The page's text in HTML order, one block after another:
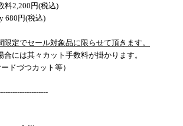
料2,200円(税込)
680円(税込)
定でセール対象品に限らせて頂きます。
合には其々カット手数料が掛かります。
ドづつカット等）